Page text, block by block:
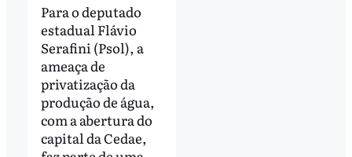
Para o deputado
estadual Flávio
Serafini (Psol), a
ameaça de
privatização da
produção de água,
com a abertura do
capital da Cedae,